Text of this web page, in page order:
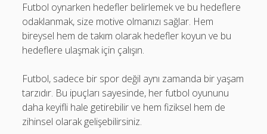
Futbol oynarken hedefler belirlemek ve bu hedeflere
odaklanmak, size motive olmanızı sağlar. Hem
bireysel hem de takım olarak hedefler koyun ve bu
hedeflere ulaşmak için çalışın.
Futbol, sadece bir spor değil aynı zamanda bir yaşam
tarzıdır. Bu ipuçları sayesinde, her futbol oyununu
daha keyifli hale getirebilir ve hem fiziksel hem de
zihinsel olarak gelişebilirsiniz.